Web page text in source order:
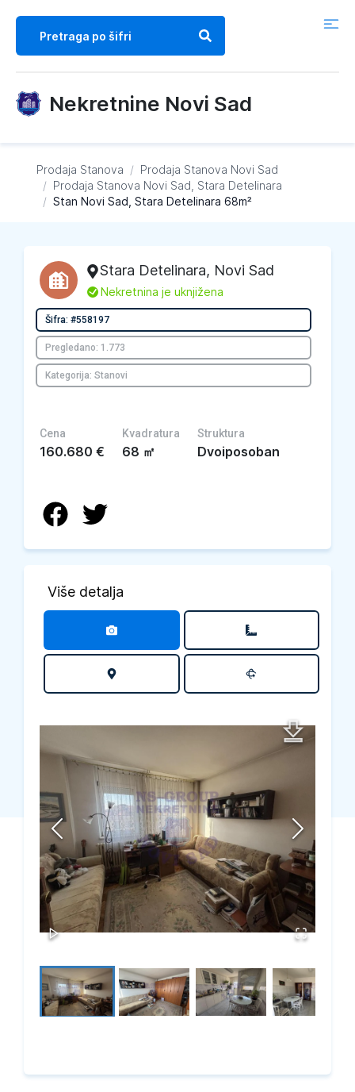
Nekretnine Novi Sad
Prodaja Stanova / Prodaja Stanova Novi Sad
/ Prodaja Stanova Novi Sad, Stara Detelinara
/ Stan Novi Sad, Stara Detelinara 68m²
Stara Detelinara, Novi Sad
L Nekretnina je uknjižena
Šifra: #558197
Pregledano: 1.773
Kategorija: Stanovi
Cena
160.680 €
Kvadratura
68 ㎡
Struktura
Dvoiposoban
Više detalja